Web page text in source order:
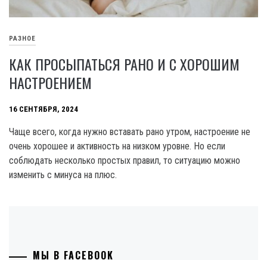
РАЗНОЕ
КАК ПРОСЫПАТЬСЯ РАНО И С ХОРОШИМ
НАСТРОЕНИЕМ
16 СЕНТЯБРЯ, 2024
Чаще всего, когда нужно вставать рано утром, настроение не
очень хорошее и активность на низком уровне. Но если
соблюдать несколько простых правил, то ситуацию можно
изменить с минуса на плюс.
МЫ В FACEBOOK